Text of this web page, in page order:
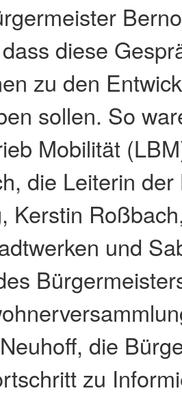
diese
zu den
sollen. So
Mobilität
die Leiterin
Kerstin
und
die
zu